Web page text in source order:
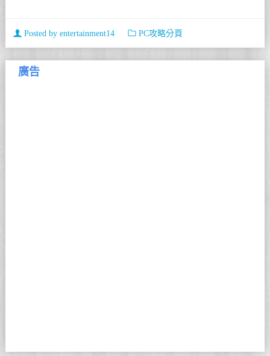
Posted by entertainment14 PC攻略分頁
廣告